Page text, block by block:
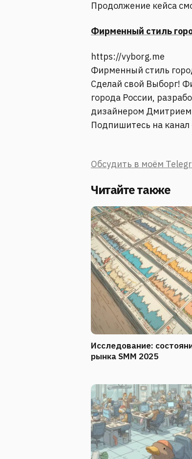
Продолжение кейса
Фирменный стиль
https://vyborg.me
Фирменный стиль
Сделай свой Выборг!
города России,
дизайнером
Подпишитесь на
Обсудить в моём
Читайте также
Исследование:
рынка SMM 2025